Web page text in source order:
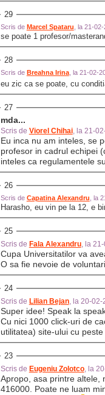
29
Scris de Marcel Spataru , la 21-
se poate 1 profesor/
28
Scris de Breahna Irina, la 21-02-
eu zic ca se poate, cu
27
mda...
Scris de Viorel Chihai, la 21-
Eu inca nu am inteles, se
profesor in cadrul echipei
inteles ca regulamentele
26
Scris de Capatina Alexandru , la
Harasho, eu vin pe la 12, e
25
Scris de Fala Alexandru, la
Cupa Universitatilor va
O sa fie nevoie de
24
Scris de Lilian Bejan, la 20-
Super idee! Speak la
Cu nici 1000 click-uri de
utilitatea) site-ului cu peste
23
Scris de Eugeniu Zolotco, la
Apropo, asa printre altele,
416000. Poate ne luam